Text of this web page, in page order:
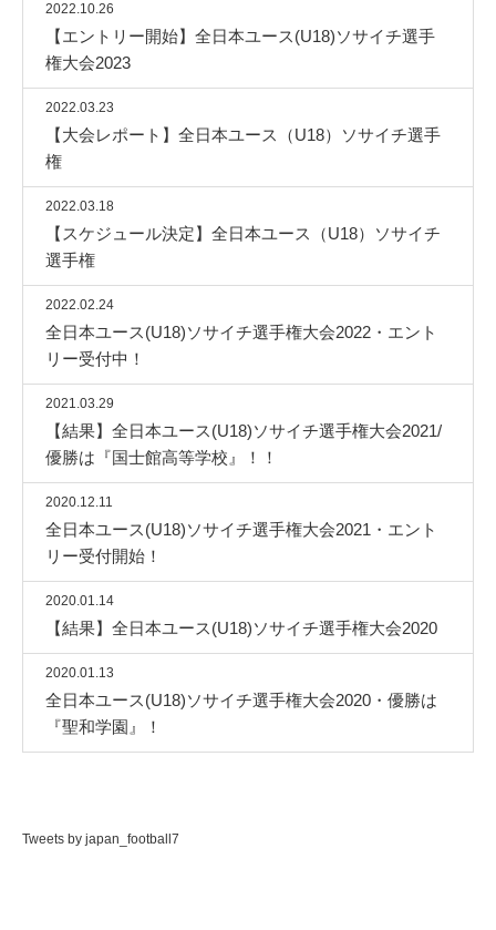
2022.10.26
【エントリー開始】全日本ユース(U18)ソサイチ選手
権大会2023
2022.03.23
【大会レポート】全日本ユース（U18）ソサイチ選手
権
2022.03.18
【スケジュール決定】全日本ユース（U18）ソサイチ
選手権
2022.02.24
全日本ユース(U18)ソサイチ選手権大会2022・エント
リー受付中！
2021.03.29
【結果】全日本ユース(U18)ソサイチ選手権大会2021/
優勝は『国士館高等学校』！！
2020.12.11
全日本ユース(U18)ソサイチ選手権大会2021・エント
リー受付開始！
2020.01.14
【結果】全日本ユース(U18)ソサイチ選手権大会2020
2020.01.13
全日本ユース(U18)ソサイチ選手権大会2020・優勝は
『聖和学園』！
Tweets by japan_football7